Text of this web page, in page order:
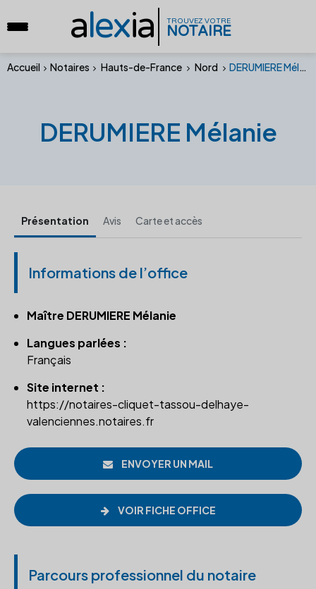
alexia TROUVEZ VOTRE
NOTAIRE
Accueil Notaires Hauts-de-France Nord DERUMIERE Mélanie
DERUMIERE Mélanie
Présentation Avis Carte et accès
Informations de l’office
Maître DERUMIERE Mélanie
Langues parlées :
Français
Site internet :
https://notaires-cliquet-tassou-delhaye-
valenciennes.notaires.fr
ENVOYER UN MAIL
VOIR FICHE OFFICE
Parcours professionnel du notaire